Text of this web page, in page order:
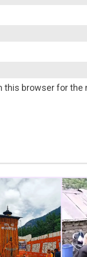
this browser for